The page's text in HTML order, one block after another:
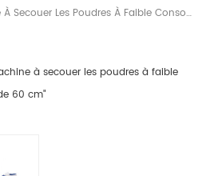
Machine À Secouer Les Poudres À Faible Consommation D'énergie De 60 Cm
à secouer les poudres à faible
60 cm"